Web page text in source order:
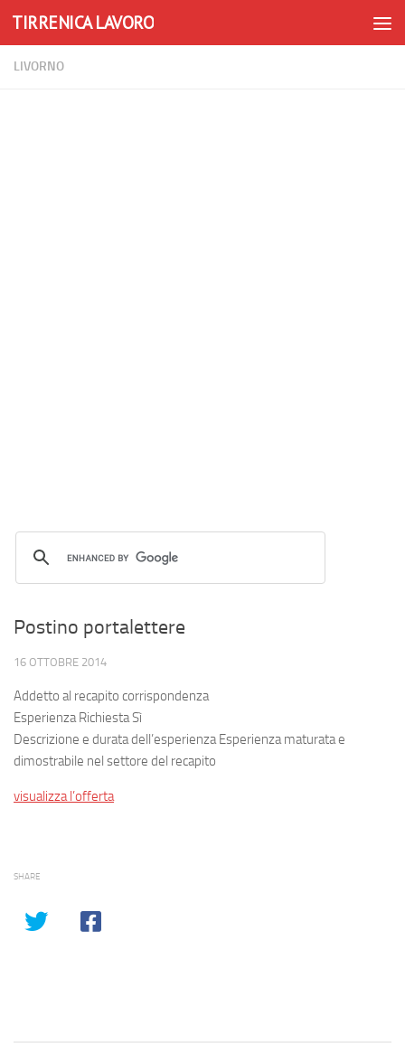
Skip to content
TIRRENICA LAVORO
LIVORNO
Postino portalettere
16 OTTOBRE 2014
Addetto al recapito corrispondenza
Esperienza Richiesta Sì
Descrizione e durata dell’esperienza Esperienza maturata e
dimostrabile nel settore del recapito
visualizza l’offerta
SHARE